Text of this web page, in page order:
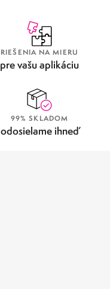
RIEŠENIA NA MIERU
pre vašu aplikáciu
99% SKLADOM
odosielame ihneď